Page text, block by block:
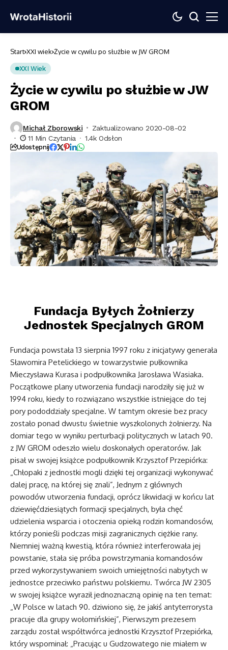
Start XXI wiek Życie w cywilu po służbie w JW GROM
XXI Wiek
Życie w cywilu po służbie w JW
GROM
Michał Zborowski
Zaktualizowano 2020-08-02
11 Min Czytania
1.4k Odsłon
Udostępnij
Fundacja Byłych Żołnierzy
Jednostek Specjalnych GROM
Fundacja powstała 13 sierpnia 1997 roku z inicjatywy generała
Sławomira Petelickiego w towarzystwie pułkownika
Mieczysława Kurasa i podpułkownika Jarosława Wasiaka.
Początkowe plany utworzenia fundacji narodziły się już w
1994 roku, kiedy to rozwiązano wszystkie istniejące do tej
pory pododdziały specjalne. W tamtym okresie bez pracy
zostało ponad dwustu świetnie wyszkolonych żołnierzy. Na
domiar tego w wyniku perturbacji politycznych w latach 90.
z JW GROM odeszło wielu doskonałych operatorów. Jak
pisał w swojej książce podpułkownik Krzysztof Przepiórka:
„Chłopaki z jednostki mogli dzięki tej organizacji wykonywać
dalej pracę, na której się znali”, Jednym z głównych
powodów utworzenia fundacji, oprócz likwidacji w końcu lat
dziewięćdziesiątych formacji specjalnych, była chęć
udzielenia wsparcia i otoczenia opieką rodzin komandosów,
którzy ponieśli podczas misji zagranicznych ciężkie rany.
Niemniej ważną kwestią, która również interferowała jej
powstanie, stała się próba powstrzymania komandosów
przed wykorzystywaniem swoich umiejętności nabytych w
jednostce przeciwko państwu polskiemu. Twórca JW 2305
w swojej książce wyraził jednoznaczną opinię na ten temat:
„W Polsce w latach 90. dziwiono się, że jakiś antyterrorysta
pracuje dla grupy wołomińskiej”, Pierwszym prezesem
zarządu został współtwórca jednostki Krzysztof Przepiórka,
który wspominał: „Pracując u Gudzowatego nie miałem w